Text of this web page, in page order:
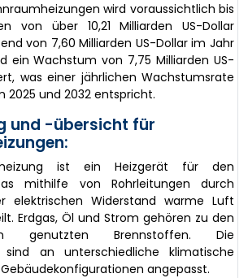
wird voraussichtlich bis
von über 10,21 Milliarden US-Dollar
von 7,60 Milliarden US-Dollar im Jahr
ein Wachstum von 7,75 Milliarden US-
was einer jährlichen Wachstumsrate
2025 und 2032 entspricht.
und -übersicht für
ist ein Heizgerät für den
mithilfe von Rohrleitungen durch
elektrischen Widerstand warme Luft
Erdgas, Öl und Strom gehören zu den
genutzten Brennstoffen. Die
sind an unterschiedliche klimatische
angepasst.